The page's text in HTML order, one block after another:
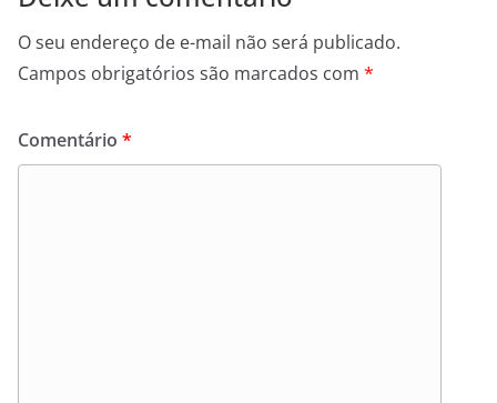
O seu endereço de e-mail não será publicado.
Campos obrigatórios são marcados com *
Comentário *